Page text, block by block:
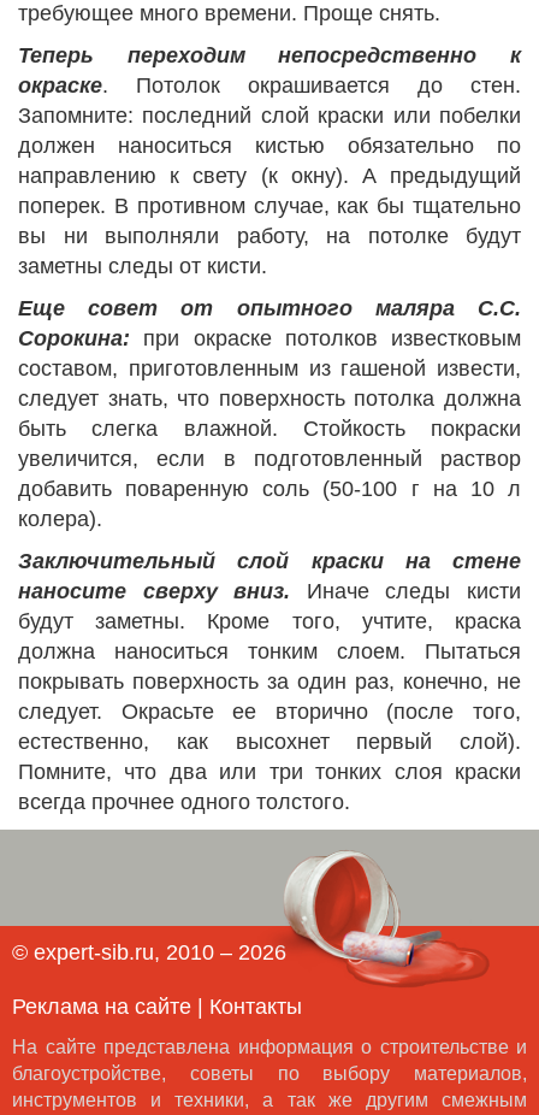
требующее много времени. Проще снять.
Теперь переходим непосредственно к
окраске. Потолок окрашивается до стен.
Запомните: последний слой краски или побелки
должен наноситься кистью обязательно по
направлению к свету (к окну). А предыдущий
поперек. В противном случае, как бы тщательно
вы ни выполняли работу, на потолке будут
заметны следы от кисти.
Еще совет от опытного маляра С.С.
Сорокина: при окраске потолков известковым
составом, приготовленным из гашеной извести,
следует знать, что поверхность потолка должна
быть слегка влажной. Стойкость покраски
увеличится, если в подготовленный раствор
добавить поваренную соль (50-100 г на 10 л
колера).
Заключительный слой краски на стене
наносите сверху вниз. Иначе следы кисти
будут заметны. Кроме того, учтите, краска
должна наноситься тонким слоем. Пытаться
покрывать поверхность за один раз, конечно, не
следует. Окрасьте ее вторично (после того,
естественно, как высохнет первый слой).
Помните, что два или три тонких слоя краски
всегда прочнее одного толстого.
© expert-sib.ru, 2010 – 2026
Реклама на сайте Контакты
На сайте представлена информация о строительстве и
благоустройстве, советы по выбору материалов,
инструментов и техники, а так же другим смежным